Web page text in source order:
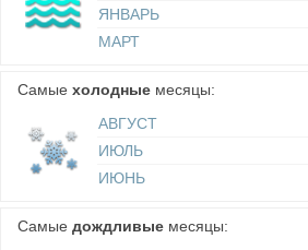
ЯНВАРЬ
МАРТ
Самые холодные месяцы:
АВГУСТ
ИЮЛЬ
ИЮНЬ
Самые дождливые месяцы: